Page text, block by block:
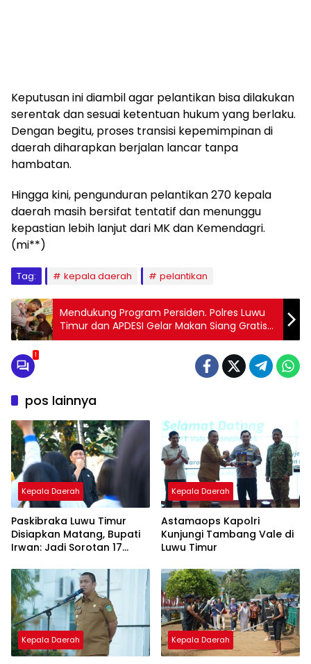
Keputusan ini diambil agar pelantikan bisa dilakukan
serentak dan sesuai ketentuan hukum yang berlaku.
Dengan begitu, proses transisi kepemimpinan di
daerah diharapkan berjalan lancar tanpa
hambatan.
Hingga kini, pengunduran pelantikan 270 kepala
daerah masih bersifat tentatif dan menunggu
kepastian lebih lanjut dari MK dan Kemendagri.
(mi**)
Tag: kepala daerah pelantikan
Mendukung Program Persiden. Polres Luwu
Timur dan APDESI Gelar Makan Siang Gratis
di SDN 117 Benteng
1
pos lainnya
Kepala Daerah
Paskibraka Luwu Timur
Disiapkan Matang, Bupati
Irwan: Jadi Sorotan 17
Kepala Daerah
Astamaops Kapolri
Kunjungi Tambang Vale di
Luwu Timur
Kepala Daerah Kepala Daerah